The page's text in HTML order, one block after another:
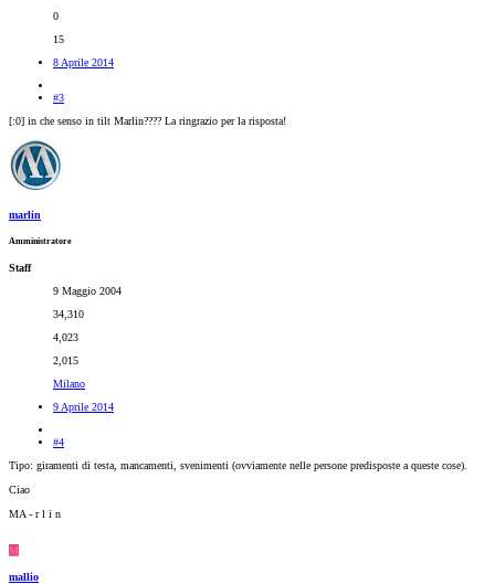
0
15
8 Aprile 2014
#3
[:0] in che senso in tilt Marlin???? La ringrazio per la risposta!
marlin
Amministratore
Staff
9 Maggio 2004
34,310
4,023
2,015
Milano
9 Aprile 2014
#4
Tipo: giramenti di testa, mancamenti, svenimenti (ovviamente nelle persone predisposte a queste cose).
Ciao
MA - r l i n
M
mallio